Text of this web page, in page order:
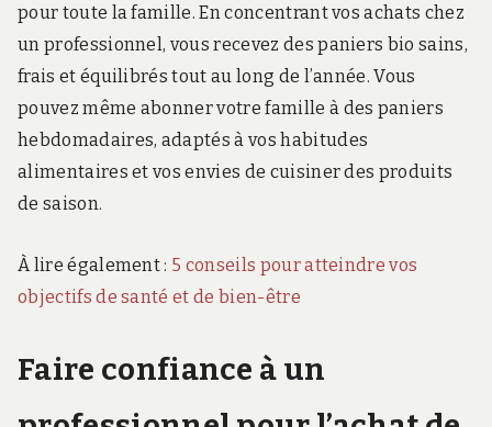
pour toute la famille. En concentrant vos achats chez
un professionnel, vous recevez des paniers bio sains,
frais et équilibrés tout au long de l’année. Vous
pouvez même abonner votre famille à des paniers
hebdomadaires, adaptés à vos habitudes
alimentaires et vos envies de cuisiner des produits
de saison.
À lire également : 5 conseils pour atteindre vos
objectifs de santé et de bien-être
Faire confiance à un